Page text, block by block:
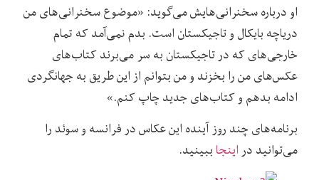
او درباره سخنرانی‌هایش می‌گوید: «موضوع سخنرانی‌های من
دریاچه بایکال و تاجیکستان است. بدم نمی‌آمد که تمام
خارجی‌های که در تاجیکستان به سر می‌برند کتاب‌های
عکس‌های من را بخزند و من بتوانم از این طریق به جهانگردی
ادامه بدهم و کتاب‌های جدید چاپ کنم.»
برنامه‌های چند روز آینده این عکاس در فرانسه و سوئد را
می‌توانید در اینجا ببینید.